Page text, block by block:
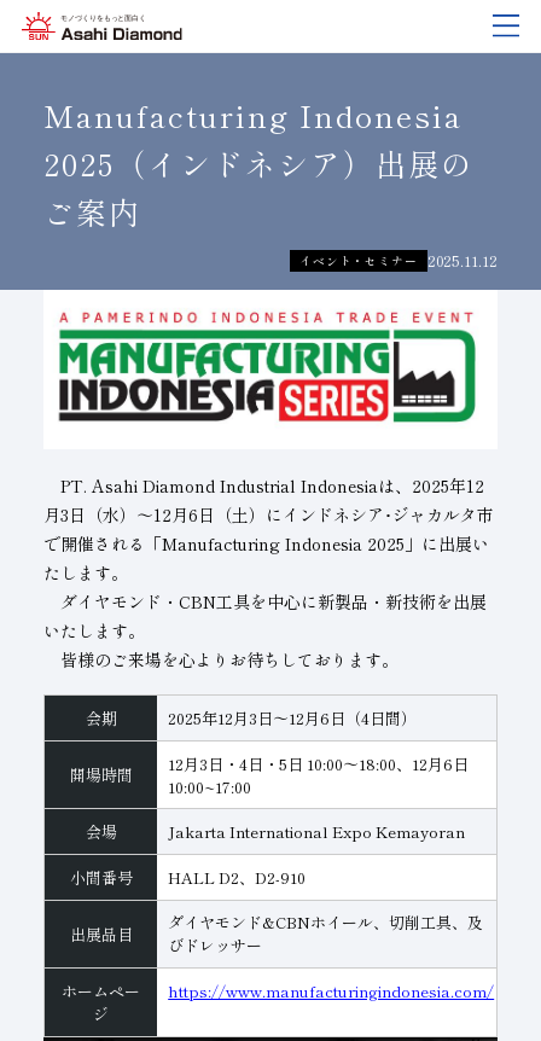
企業情報
企業情報
沿⾰
活動拠点
会社概要
役員紹介
子会社
経営理念
事業紹介
マルチステークホルダー
製品紹介
製品紹介
加工方法から探す
ワークから探す
技術情報
技術情報
CBN工具の基礎知識
トラブルシューティング
ご使用上の注意
研究開発
研究開発
イノベーションストーリー
サステナビリティ
サステナビリティ
マテリアリティ
リスクマネジメント（BCM）
環境への取り組み
人材育成
サステナビリティブックレット
IR情報
IR情報
財務ハイライト
メッセージ
ディスクロージャーポリシー
Manufacturing Indonesia
2025 （インドネシア）出展の
ご案内
イベント・セミナー 2025.11.12
PT. Asahi Diamond Industrial Indonesia は、2025年12
月3日（水）～12月6日（土）にインドネシア･ジャカルタ市
で開催される「Manufacturing Indonesia 2025 」に出展い
たします。
ダイヤモンド・CBN工具を中心に新製品・新技術を出展
いたします。
皆様のご来場を心よりお待ちしております。
会期 2025年12月3日～12月6日（4日間）
開場時間
12月3日・4日・5日 10:00～18:00、12月6日
10:00~17:00
会場
Jakarta International Expo Kemayoran
小間番号
HALL D2、D2-910
出展品目
ダイヤモンド&CBNホイール、切削工具、及
びドレッサー
ホームペー
ジ
https://www.manufacturingindonesia.com/